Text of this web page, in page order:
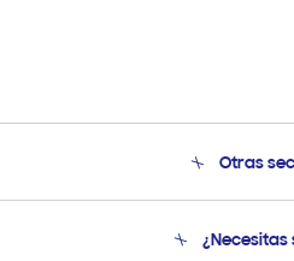
Otras
¿Necesitas